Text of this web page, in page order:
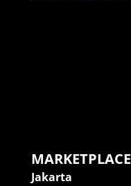
MARKETPLACE
Jakarta